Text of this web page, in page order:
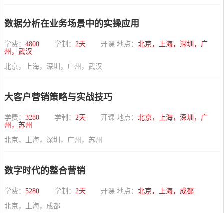
数据分析在业务场景中的实操应用
学费： 4800 学制： 2天 开课 地点： 北京，上海，深圳，广
州，武汉
北京，上海，深圳，广州，武汉
大客户营销策略与实战技巧
学费： 3280 学制： 2天 开课 地点： 北京，上海，深圳，广
州，苏州
北京，上海，深圳，广州，苏州
数字时代的整合营销
学费： 5280 学制： 2天 开课 地点： 北京，上海，成都
北京，上海，成都